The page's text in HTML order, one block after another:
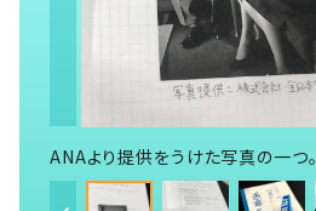
ANAより提供をうけた写真の一つ。